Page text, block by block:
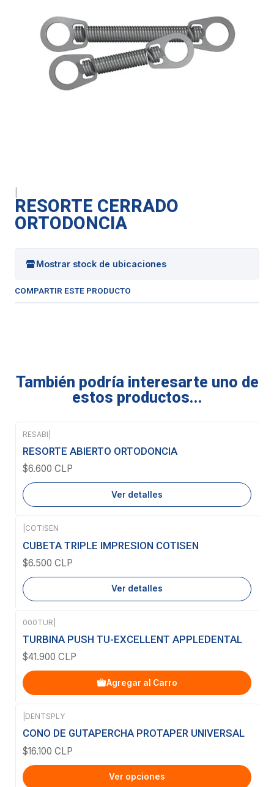
RESORTE CERRADO
ORTODONCIA
Mostrar stock de ubicaciones
COMPARTIR ESTE PRODUCTO
También podría interesarte uno de
estos productos...
Agotado
RESABI
RESORTE ABIERTO ORTODONCIA
$6.600 CLP
Ver detalles
Agotado
COTISEN
CUBETA TRIPLE IMPRESION COTISEN
$6.500 CLP
Ver detalles
000TUR
TURBINA PUSH TU-EXCELLENT APPLEDENTAL
$41.900 CLP
Agregar al Carro
DENTSPLY
CONO DE GUTAPERCHA PROTAPER UNIVERSAL
$16.100 CLP
Ver opciones